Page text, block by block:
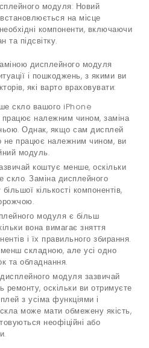
модуля: Новий
на місце
компоненти, включаючи
та підсвітку.
дисплейного модуля
і пошкоджень, з якими ви
які варто враховувати:
скло вашого iPhone
належним чином, заміна
Однак, якщо сам дисплей
не працює належним чином, ви
модуль.
коштує менше, оскільки
скло. Заміна дисплейного
кількості компонентів,
модуля є більш
вона вимагає зняття
і їх правильного збирання.
складною, але усі одно
та обладнання.
модуля зазвичай
ремонту, оскільки ви отримуєте
з усіма функціями і
може мати обмежену якість,
неофіційні або